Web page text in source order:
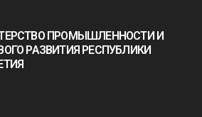
ПРОМЫШЛЕННОСТИ И
РАЗВИТИЯ РЕСПУБЛИКИ